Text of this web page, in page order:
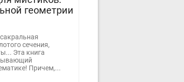
геометрии
сечения,
Эта книга
Причем,...